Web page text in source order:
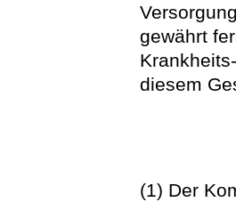
gewährt
diesem
(1) Der